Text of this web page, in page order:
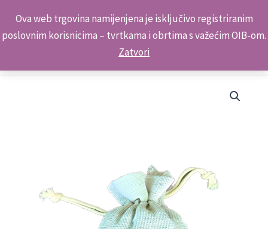
Ova web trgovina namijenjena je isključivo registriranim
poslovnim korisnicima – tvrtkama i obrtima s važećim OIB-om.
Zatvori
content
Kontakt telefon: +385 98 179 3891